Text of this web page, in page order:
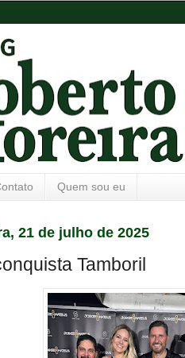
Quem sou eu
21 de julho de 2025
Tamboril